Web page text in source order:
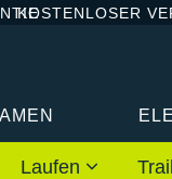
KOSTENLOSER
Laufen